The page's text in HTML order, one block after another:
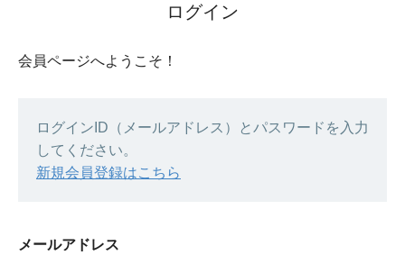
ログイン
会員ページへようこそ！
ログインID（メールアドレス）とパスワードを入力
してください。
新規会員登録はこちら
メールアドレス